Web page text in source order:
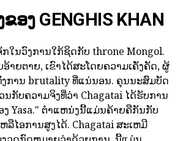
ງ GENGHIS KHAN
ໃນວົງການໃກ້ຊິດກັບ throne Mongol.
າຍຕາຍ, ເຂົາໄດ້ສະໂດຍຄວາມເຄັ່ງຄັດ, ຜູ້
ການ brutality ທີ່ແນ່ນອນ. ຄຸນນະສົມບັດ
ກັບຄວາມຈິງທີ່ວ່າ Chagatai ໄດ້ຮັບການ
ງ Yasa." ຕໍາແຫນ່ງນີ້ແມ່ນຄ້າຍຄືກັນກັບ
ໄອການສູງໄດ້. Chagatai ສະເຫມີ